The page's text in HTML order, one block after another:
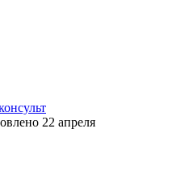
22 апреля